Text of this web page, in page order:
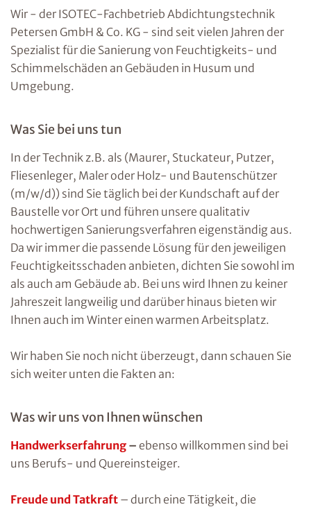
Wir - der ISOTEC-Fachbetrieb Abdichtungstechnik
Petersen GmbH & Co. KG - sind seit vielen Jahren der
Spezialist für die Sanierung von Feuchtigkeits- und
Schimmelschäden an Gebäuden in Husum und
Umgebung.
Was Sie bei uns tun
In der Technik z.B. als (Maurer, Stuckateur, Putzer,
Fliesenleger, Maler oder Holz- und Bautenschützer
(m/w/d)) sind Sie täglich bei der Kundschaft auf der
Baustelle vor Ort und führen unsere qualitativ
hochwertigen Sanierungsverfahren eigenständig aus.
Da wir immer die passende Lösung für den jeweiligen
Feuchtigkeitsschaden anbieten, dichten Sie sowohl im
als auch am Gebäude ab. Bei uns wird Ihnen zu keiner
Jahreszeit langweilig und darüber hinaus bieten wir
Ihnen auch im Winter einen warmen Arbeitsplatz.
Wir haben Sie noch nicht überzeugt, dann schauen Sie
sich weiter unten die Fakten an:
Was wir uns von Ihnen wünschen
Handwerkserfahrung – ebenso willkommen sind bei
uns Berufs- und Quereinsteiger.
Freude und Tatkraft – durch eine Tätigkeit, die